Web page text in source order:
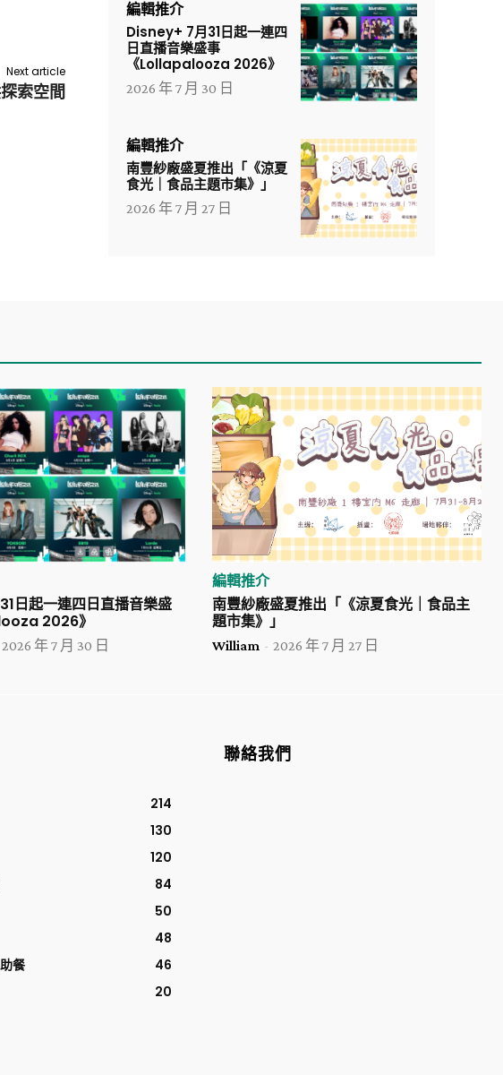
Next article
索空間
編輯推介
Disney+ 7月31日起一連四
日直播音樂盛事
《Lollapalooza 2026》
2026 年 7 月 30 日
編輯推介
南豐紗廠盛夏推出「《涼夏
食光｜食品主題市集》」
2026 年 7 月 27 日
日起一連四日直播音樂盛
2026》
2026 年 7 月 30 日
編輯推介
南豐紗廠盛夏推出「《涼夏食光｜食品主
題市集》」
William - 2026 年 7 月 27 日
214
130
120
84
50
48
餐
46
20
聯絡我們